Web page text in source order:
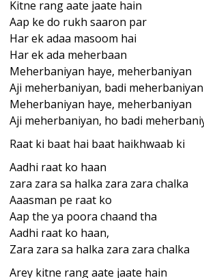
Kitne rang aate jaate hain
Aap ke do rukh saaron par
Har ek adaa masoom hai
Har ek ada meherbaan
Meherbaniyan haye, meherbaniyan
Aji meherbaniyan, badi meherbaniyan
Meherbaniyan haye, meherbaniyan
Aji meherbaniyan, ho badi
Raat ki baat hai baat haikhwaab ki
Aadhi raat ko haan
zara zara sa halka zara zara chalka
Aaasman pe raat ko
Aap the ya poora chaand tha
Aadhi raat ko haan,
Zara zara sa halka zara zara chalka
Arey kitne rang aate jaate hain